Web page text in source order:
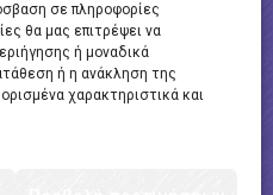
σε πληροφορίες
θα μας επιτρέψει να
ή μοναδικά
ή η ανάκληση της
χαρακτηριστικά και